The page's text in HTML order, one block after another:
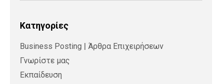
Kατηγορίες
Business Posting | Άρθρα Επιχειρήσεων
Γνωρίστε μας
Εκπαίδευση